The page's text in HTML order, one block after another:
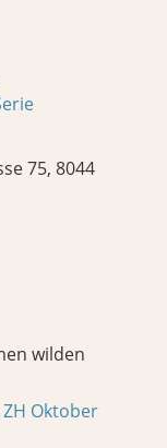
75, 8044
wilden
ZH Oktober